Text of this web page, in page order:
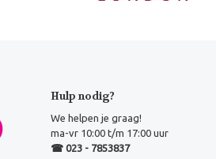
Hulp nodig?
We helpen je graag!
ma-vr 10:00 t/m 17:00 uur
☎ 023 - 7853837